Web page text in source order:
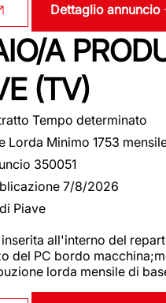
Dettaglio annuncio
A
(TV)
Tempo determinato
Lorda Minimo 1753
350051
7/8/2026
Piave
inserita all'interno del
del PC bordo
lorda mensile di